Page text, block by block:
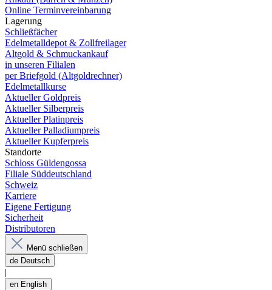
Online Terminvereinbarung
Lagerung
Schließfächer
Edelmetalldepot & Zollfreilager
Altgold & Schmuckankauf
in unseren Filialen
per Briefgold (Altgoldrechner)
Edelmetallkurse
Aktueller Goldpreis
Aktueller Silberpreis
Aktueller Platinpreis
Aktueller Palladiumpreis
Aktueller Kupferpreis
Standorte
Schloss Güldengossa
Filiale Süddeutschland
Schweiz
Karriere
Eigene Fertigung
Sicherheit
Distributoren
Menü schließen
de Deutsch
en English